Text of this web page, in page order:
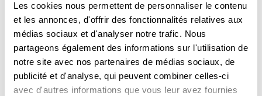
Les cookies nous permettent de personnaliser le contenu
et les annonces, d'offrir des fonctionnalités relatives aux
médias sociaux et d'analyser notre trafic. Nous
partageons également des informations sur l'utilisation de
notre site avec nos partenaires de médias sociaux, de
publicité et d'analyse, qui peuvent combiner celles-ci
avec d'autres informations que vous leur avez fournies
Admission 2026
Bachelor Management Innovation et
Humanités : reprise de l’étude des
dossiers de candidature à partir du 26
août.